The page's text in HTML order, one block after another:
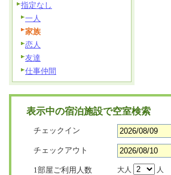
指定なし
一人
家族
恋人
友達
仕事仲間
表示中の宿泊施設で空室検索
チェックイン
チェックアウト
1部屋ご利用人数 大人
人